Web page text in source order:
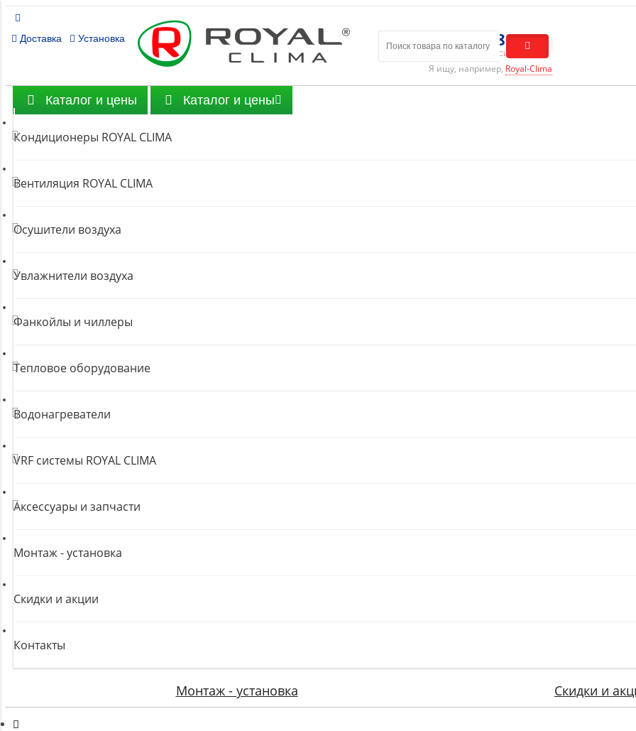
Доставка Установка 8 (800) 301-01-86
Бесплатный звонок по России
Я ищу, например, Royal-Clima
Каталог и цены Каталог и цены
Кондиционеры ROYAL CLIMA
Вентиляция ROYAL CLIMA
Осушители воздуха
Увлажнители воздуха
Фанкойлы и чиллеры
Тепловое оборудование
Водонагреватели
VRF системы ROYAL CLIMA
Аксессуары и запчасти
Монтаж - установка
Скидки и акции
Контакты
Монтаж - установка Скидки и